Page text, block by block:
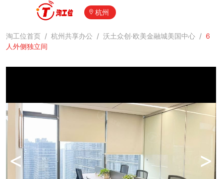
杭州
淘工位首页 / 杭州共享办公 / 沃土众创·欧美金融城美国中心 / 6
人外侧独立间
< >